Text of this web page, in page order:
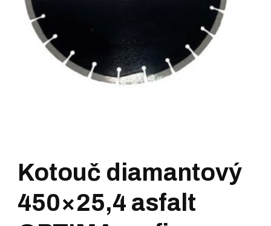
Kotouč diamantový
450×25,4 asfalt